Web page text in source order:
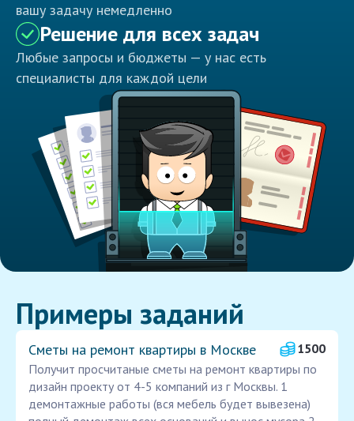
вашу задачу немедленно
Решение для всех задач
Любые запросы и бюджеты — у нас есть
специалисты для каждой цели
Примеры заданий
Сметы на ремонт квартиры в Москве
1500
Получит просчитаные сметы на ремонт квартиры по
дизайн проекту от 4-5 компаний из г Москвы. 1
демонтажные работы (вся мебель будет вывезена)